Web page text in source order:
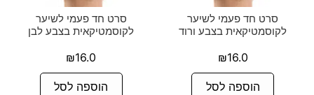
סרט חד פעמי לשיער
לקוסמטיקאית בצבע ורוד
₪16.0
הוספה לסל
סרט חד פעמי לשיער
לקוסמטיקאית בצבע לבן
₪16.0
הוספה לסל